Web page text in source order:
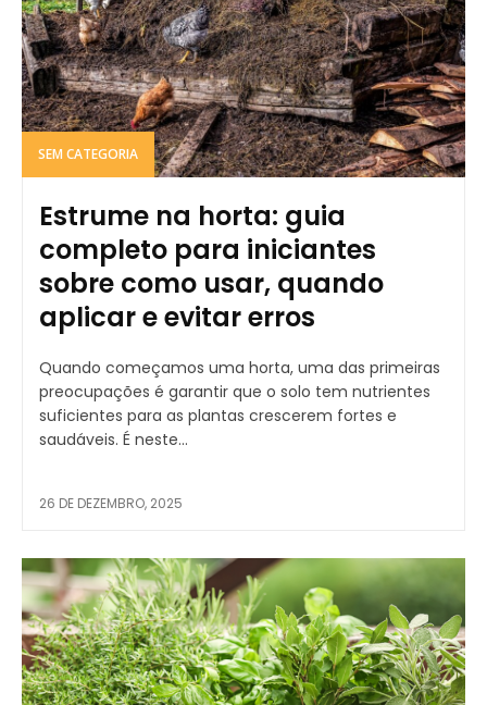
SEM CATEGORIA
Estrume na horta: guia
completo para iniciantes
sobre como usar, quando
aplicar e evitar erros
Quando começamos uma horta, uma das primeiras
preocupações é garantir que o solo tem nutrientes
suficientes para as plantas crescerem fortes e
saudáveis. É neste...
26 DE DEZEMBRO, 2025